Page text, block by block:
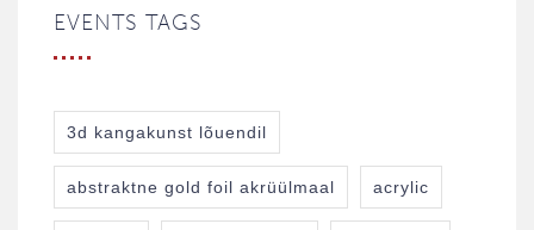
EVENTS TAGS
3d kangakunst lõuendil
abstraktne gold foil akrüülmaal acrylic